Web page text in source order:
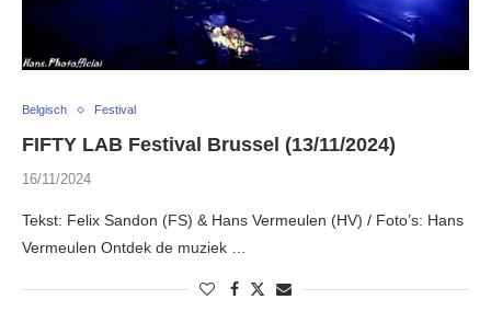
Belgisch Festival
FIFTY LAB Festival Brussel (13/11/2024)
16/11/2024
Tekst: Felix Sandon (FS) & Hans Vermeulen (HV) / Foto’s: Hans
Vermeulen Ontdek de muziek …